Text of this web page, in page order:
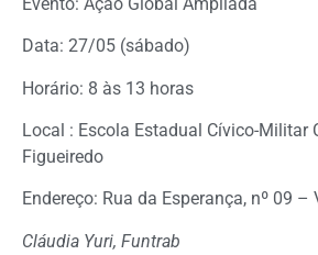
Data: 27/05 (sábado)
Horário: 8 às 13 horas
Local : Escola Estadual Cívico-Militar
Figueiredo
Endereço: Rua da Esperança, nº 09
Cláudia Yuri, Funtrab